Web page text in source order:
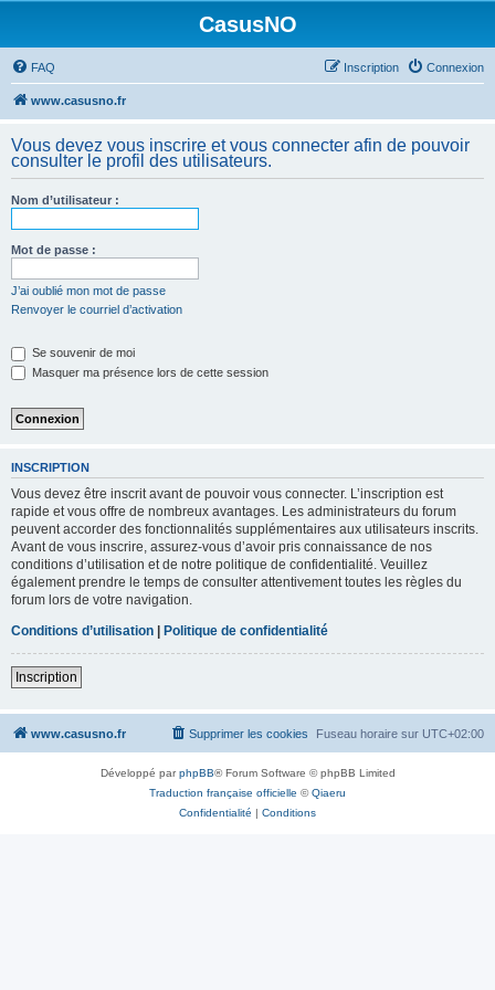
CasusNO
FAQ Connexion
Inscription
www.casusno.fr
Vous devez vous inscrire et vous connecter afin de pouvoir
consulter le profil des utilisateurs.
Nom d’utilisateur :
Mot de passe :
J’ai oublié mon mot de passe
Renvoyer le courriel d’activation
Se souvenir de moi
Masquer ma présence lors de cette session
INSCRIPTION
Vous devez être inscrit avant de pouvoir vous connecter. L’inscription est
rapide et vous offre de nombreux avantages. Les administrateurs du forum
peuvent accorder des fonctionnalités supplémentaires aux utilisateurs inscrits.
Avant de vous inscrire, assurez-vous d’avoir pris connaissance de nos
conditions d’utilisation et de notre politique de confidentialité. Veuillez
également prendre le temps de consulter attentivement toutes les règles du
forum lors de votre navigation.
Conditions d’utilisation | Politique de confidentialité
Inscription
www.casusno.fr Fuseau horaire sur UTC+02:00
Supprimer les cookies
Développé parphpBB® Forum Software © phpBB Limited
Traduction française officielle ©Qiaeru
Confidentialité | Conditions